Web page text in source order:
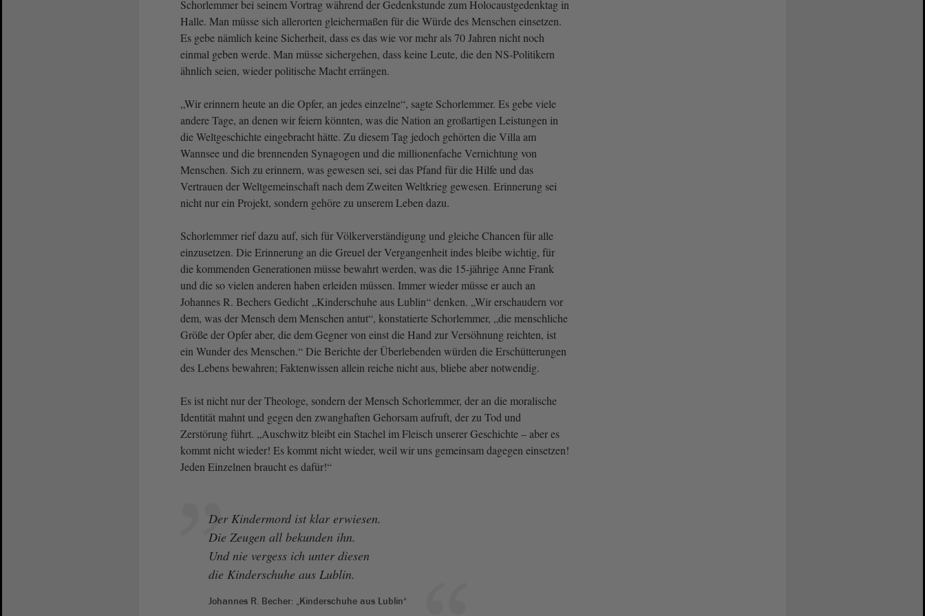
Schorlemmer bei seinem Vortrag während der Gedenkstunde zum Holocaustgedenktag in
Halle. Man müsse sich allerorten gleichermaßen für die Würde des Menschen einsetzen.
Es gebe nämlich keine Sicherheit, dass es das wie vor mehr als 70 Jahren nicht noch
einmal geben werde. Man müsse sichergehen, dass keine Leute, die den NS-Politikern
ähnlich seien, wieder politische Macht errängen.
„Wir erinnern heute an die Opfer, an jedes einzelne“, sagte Schorlemmer. Es gebe viele
andere Tage, an denen wir feiern könnten, was die Nation an großartigen Leistungen in
die Weltgeschichte eingebracht hätte. Zu diesem Tag jedoch gehörten die Villa am
Wannsee und die brennenden Synagogen und die millionenfache Vernichtung von
Menschen. Sich zu erinnern, was gewesen sei, sei das Pfand für die Hilfe und das
Vertrauen der Weltgemeinschaft nach dem Zweiten Weltkrieg gewesen. Erinnerung sei
nicht nur ein Projekt, sondern gehöre zu unserem Leben dazu.
Schorlemmer rief dazu auf, sich für Völkerverständigung und gleiche Chancen für alle
einzusetzen. Die Erinnerung an die Greuel der Vergangenheit indes bleibe wichtig, für
die kommenden Generationen müsse bewahrt werden, was die 15-jährige Anne Frank
und die so vielen anderen haben erleiden müssen. Immer wieder müsse er auch an
Johannes R. Bechers Gedicht „Kinderschuhe aus Lublin“ denken. „Wir erschaudern vor
dem, was der Mensch dem Menschen antut“, konstatierte Schorlemmer, „die menschliche
Größe der Opfer aber, die dem Gegner von einst die Hand zur Versöhnung reichten, ist
ein Wunder des Menschen.“ Die Berichte der Überlebenden würden die Erschütterungen
des Lebens bewahren; Faktenwissen allein reiche nicht aus, bliebe aber notwendig.
Es ist nicht nur der Theologe, sondern der Mensch Schorlemmer, der an die moralische
Identität mahnt und gegen den zwanghaften Gehorsam aufruft, der zu Tod und
Zerstörung führt. „Auschwitz bleibt ein Stachel im Fleisch unserer Geschichte – aber es
kommt nicht wieder! Es kommt nicht wieder, weil wir uns gemeinsam dagegen einsetzen!
Jeden Einzelnen braucht es dafür!“
Der Kindermord ist klar erwiesen.
Die Zeugen all bekunden ihn.
Und nie vergess ich unter diesen
die Kinderschuhe aus Lublin.
Johannes R. Becher: „Kinderschuhe aus Lublin“